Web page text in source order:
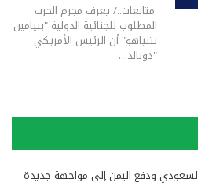
متابعات../ يعرف مجرم الحرب
المطلوب للجنائية الدولية "بنيامين
نتنياهو" أن الرئيس الأمريكي
"دونالد…
ودفع اليمن إلى مواجهة جديدة